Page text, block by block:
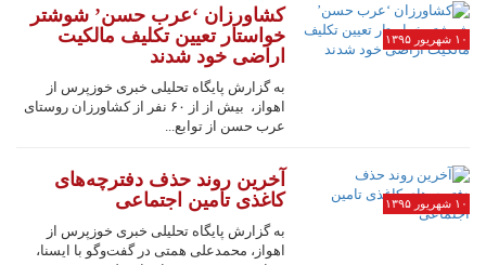
۱۰ شهریور ۱۳۹۵
کشاورزان ‘عرب حسن’ شوشتر
خواستار تعیین تکلیف مالکیت
اراضی خود شدند
به گزارش پایگاه تحلیلی خبری خوزپرس از
اهواز، بیش از از ۶۰ نفر از کشاورزان روستای
عرب حسن از توابع...
۱۰ شهریور ۱۳۹۵
آخرین روند حذف دفترچه‌های
کاغذی تامین اجتماعی
به گزارش پایگاه تحلیلی خبری خوزپرس از
اهواز، محمدعلی همتی در گفت‌وگو با ایسنا،